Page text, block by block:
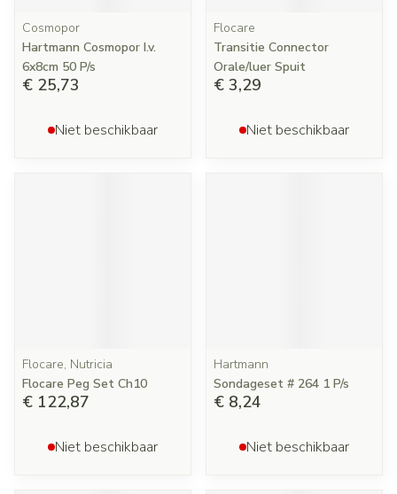
Cosmopor
Hartmann Cosmopor I.v.
6x8cm 50 P/s
€ 25,73
Niet beschikbaar
Flocare
Transitie Connector
Orale/luer Spuit
€ 3,29
Niet beschikbaar
Flocare, Nutricia
Flocare Peg Set Ch10
€ 122,87
Niet beschikbaar
Hartmann
Sondageset # 264 1 P/s
€ 8,24
Niet beschikbaar